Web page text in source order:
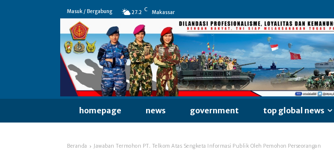
Masuk / Bergabung 27.2 C Makassar
homepage news government top global news
Beranda Jawaban Termohon PT. Telkom Atas Sengketa Informasi Publik Oleh Pemohon Perseorangan